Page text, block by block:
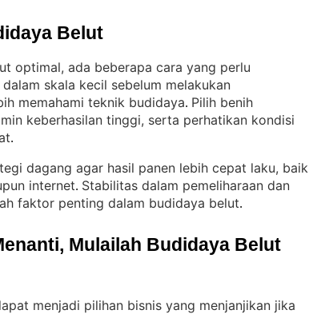
Belut
optimal, ada beberapa cara yang perlu
dalam skala kecil sebelum melakukan
memahami teknik budidaya. Pilih benih
keberhasilan tinggi, serta perhatikan kondisi
.
dagang agar hasil panen lebih cepat laku, baik
internet. Stabilitas dalam pemeliharaan dan
faktor penting dalam budidaya belut.
Mulailah Budidaya Belut
menjadi pilihan bisnis yang menjanjikan jika